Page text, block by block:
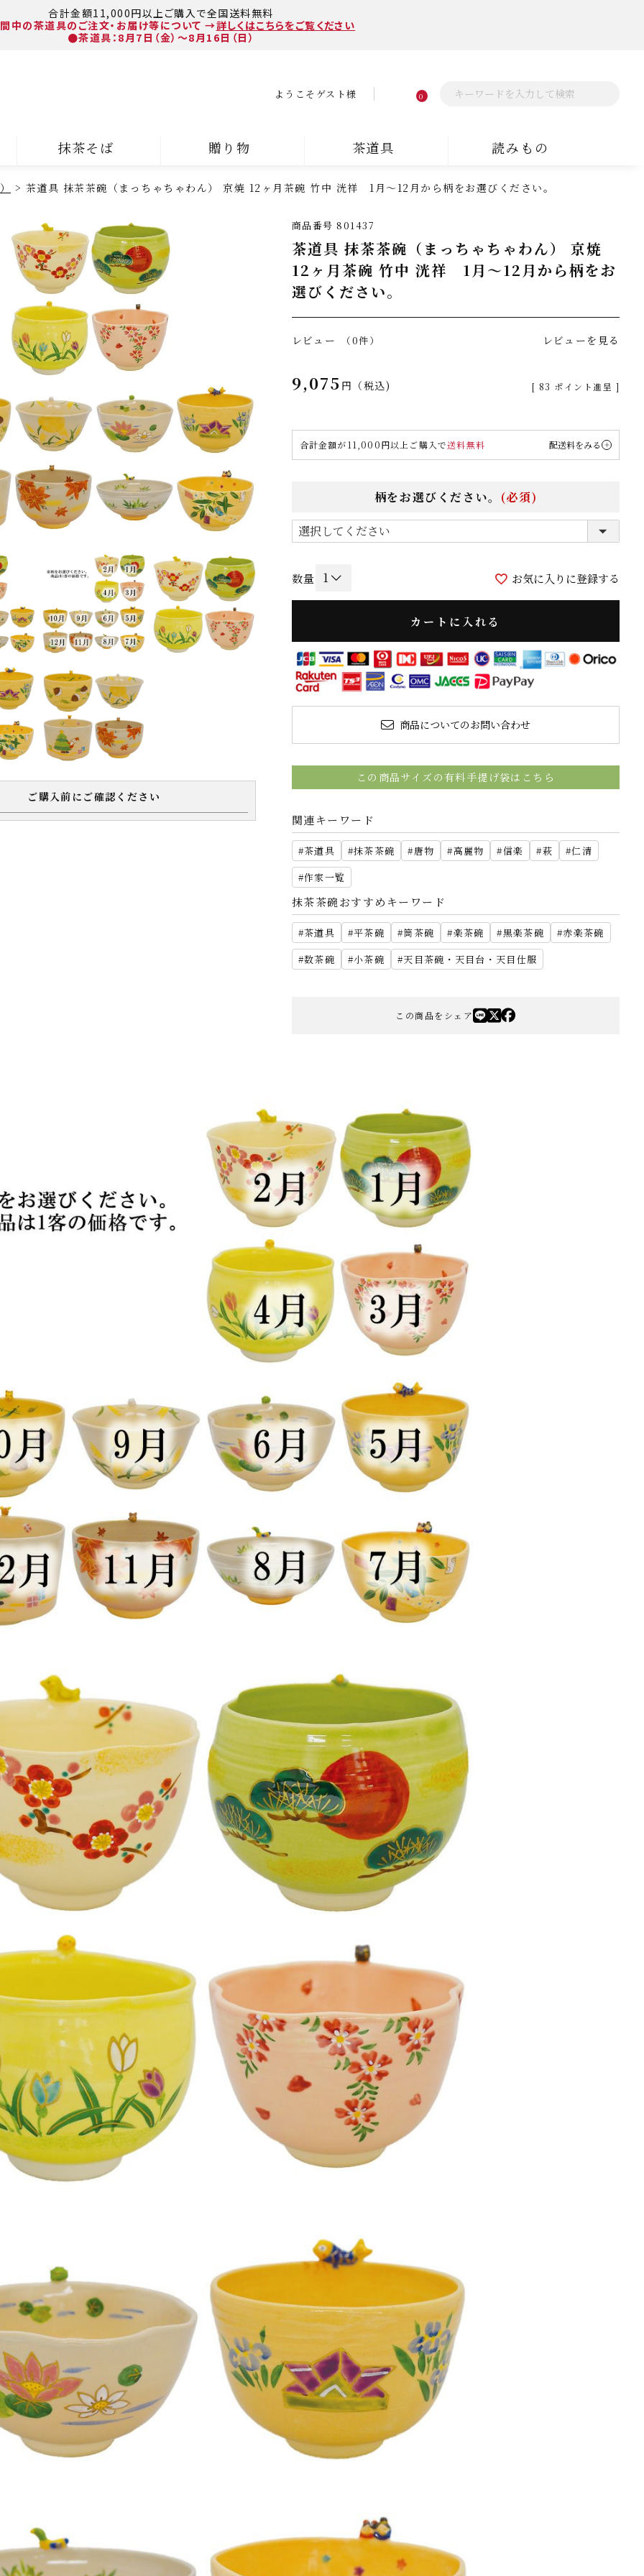
合計金額11,000円以上ご購入で全国送料無料
中の茶道具のご注文・お届け等について →詳しくはこちらをご覧ください
●茶道具：8月7日（金）～8月16日（日）
ようこそゲスト様 0
抹茶そば 贈り物 茶道具 読みもの
茶道具 抹茶茶碗（まっちゃちゃわん） 京焼 12ヶ月茶碗 竹中 洸祥 1月～12月から柄をお選びください。
ご購入前にご確認ください
商品番号 801437
茶道具 抹茶茶碗（まっちゃちゃわん） 京焼
12ヶ月茶碗 竹中 洸祥 1月～12月から柄をお
選びください。
レビュー （0件） レビューを見る
9,075 税込 [ 83 ポイント進呈 ]
合計金額が11,000円以上ご購入で送料無料 配送料をみる
柄をお選びください。 (必須)
お気に入りに登録する
カートに入れる
商品についてのお問い合わせ
この商品サイズの有料手提げ袋はこちら
関連キーワード
茶道具 抹茶茶碗 唐物 高麗物 信楽 萩
仁清
作家一覧
抹茶茶碗おすすめキーワード
茶道具 平茶碗 筒茶碗 楽茶碗 黒楽茶碗
赤楽茶碗
数茶碗
小茶碗 天目茶碗・天目台・天目仕服
この商品をシェア